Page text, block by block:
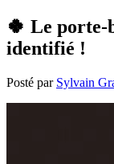
🍀 Le porte-
identifié !
Posté par Sylvain